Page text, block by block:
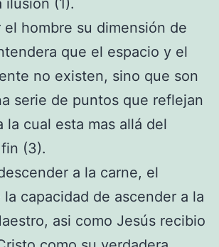
hombre su dimensión de
que el espacio y el
no existen, sino que son
serie de puntos que reflejan
la cual esta mas allá del
(3).
a la carne, el
capacidad de ascender a la
asi como Jesús recibio